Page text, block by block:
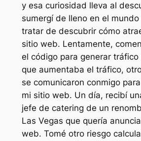
y esa curiosidad lleva al
sumergí de lleno en el mundo
tratar de descubrir cómo
sitio web. Lentamente,
el código para generar tráfico
que aumentaba el tráfico,
se comunicaron conmigo
mi sitio web. Un día, recibí
jefe de catering de un
Las Vegas que quería
web. Tomé otro riesgo